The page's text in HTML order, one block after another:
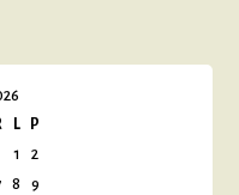
L
P
1
2
8 9